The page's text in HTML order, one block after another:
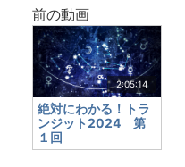
前の動画
2:05:14
絶対にわかる！トラ
ンジット2024 第
１回